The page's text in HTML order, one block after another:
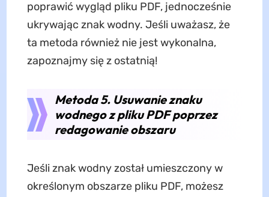
poprawić wygląd pliku PDF, jednocześnie
ukrywając znak wodny. Jeśli uważasz, że
ta metoda również nie jest wykonalna,
zapoznajmy się z ostatnią!
Metoda 5. Usuwanie znaku
wodnego z pliku PDF poprzez
redagowanie obszaru
Jeśli znak wodny został umieszczony w
określonym obszarze pliku PDF, możesz